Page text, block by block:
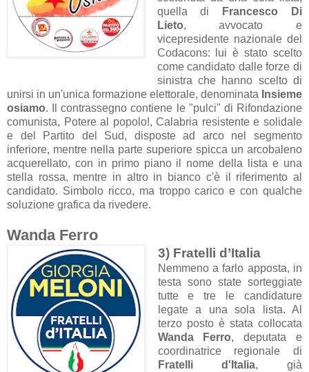
quella di
Francesco Di
Lieto, avvocato e
vicepresidente nazionale del
Codacons: lui è stato scelto
come candidato dalle forze di
sinistra che hanno scelto di
unirsi in un'unica formazione elettorale, denominata Insieme
osiamo. Il contrassegno contiene le "pulci" di Rifondazione
comunista, Potere al popolo!, Calabria resistente e solidale
e del Partito del Sud, disposte ad arco nel segmento
inferiore, mentre nella parte superiore spicca un arcobaleno
acquerellato, con in primo piano il nome della lista e una
stella rossa, mentre in altro in bianco c'è il riferimento al
candidato. Simbolo ricco, ma troppo carico e con qualche
soluzione grafica da rivedere.
Wanda Ferro
3) Fratelli d’Italia
Nemmeno a farlo apposta, in
testa sono state sorteggiate
tutte e tre le candidature
legate a una sola lista. Al
terzo posto è stata collocata
Wanda Ferro, deputata e
coordinatrice regionale di
Fratelli d'Italia, già